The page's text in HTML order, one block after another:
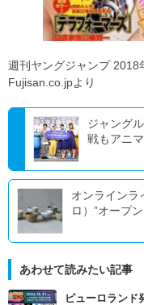
週刊ヤングジャンプ
Fujisan.co.jpより
ジャング
戦もアニ
オンラインラ
ロ）”オープン
あわせて読みたい記事
ピューロランド